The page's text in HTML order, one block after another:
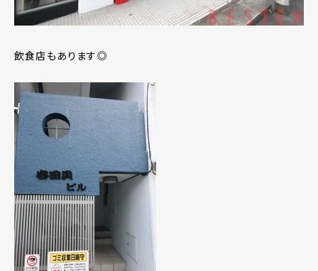
飲食店もあります◎